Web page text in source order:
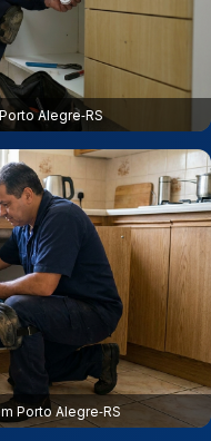
Alegre‑RS
Porto Alegre‑RS